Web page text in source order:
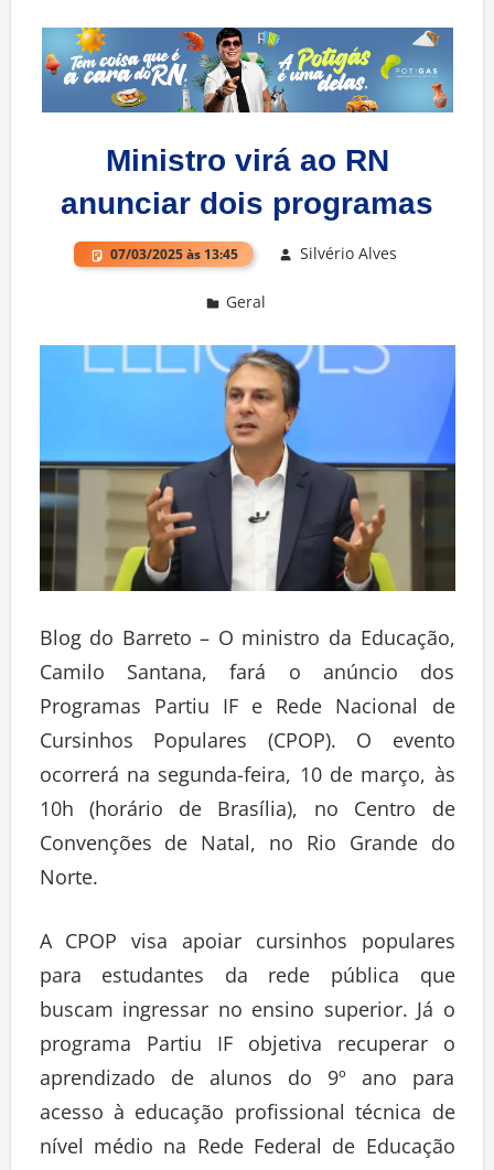
Ministro virá ao RN
anunciar dois programas
07/03/2025 às 13:45 Silvério Alves
Geral
Blog do Barreto – O ministro da Educação,
Camilo Santana, fará o anúncio dos
Programas Partiu IF e Rede Nacional de
Cursinhos Populares (CPOP). O evento
ocorrerá na segunda-feira, 10 de março, às
10h (horário de Brasília), no Centro de
Convenções de Natal, no Rio Grande do
Norte.
A CPOP visa apoiar cursinhos populares
para estudantes da rede pública que
buscam ingressar no ensino superior. Já o
programa Partiu IF objetiva recuperar o
aprendizado de alunos do 9º ano para
acesso à educação profissional técnica de
nível médio na Rede Federal de Educação